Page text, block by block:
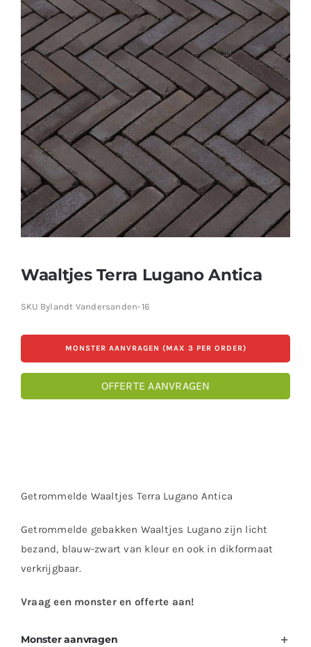
Contact
Offerte aanvragen
Waaltjes Terra Lugano Antica
SKU Bylandt Vandersanden-16
MONSTER AANVRAGEN (MAX 3 PER ORDER)
OFFERTE AANVRAGEN
Getrommelde Waaltjes Terra Lugano Antica
Getrommelde gebakken Waaltjes Lugano zijn licht
bezand, blauw-zwart van kleur en ook in dikformaat
verkrijgbaar.
Vraag een monster en offerte aan!
Monster aanvragen